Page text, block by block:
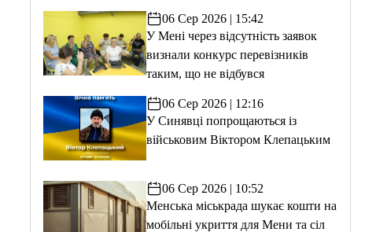
06 Сер 2026 | 15:42
У Мені через відсутність заявок
визнали конкурс перевізників
таким, що не відбувся
06 Сер 2026 | 12:16
У Синявці попрощаються із
військовим Віктором Клепацьким
06 Сер 2026 | 10:52
Менська міськрада шукає кошти на
мобільні укриття для Мени та сіл